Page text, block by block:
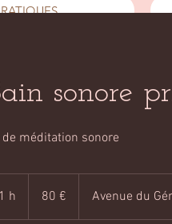
sonore
de méditation sonore
1 h 80 € Avenue du